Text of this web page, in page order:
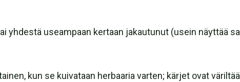
yhdestä useampaan kertaan jakautunut (usein näyttää
kun se kuivataan herbaaria varten; kärjet ovat